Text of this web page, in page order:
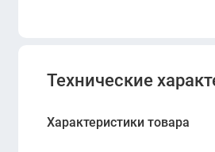
всего рабочего дня,
Технические
Характеристики товара